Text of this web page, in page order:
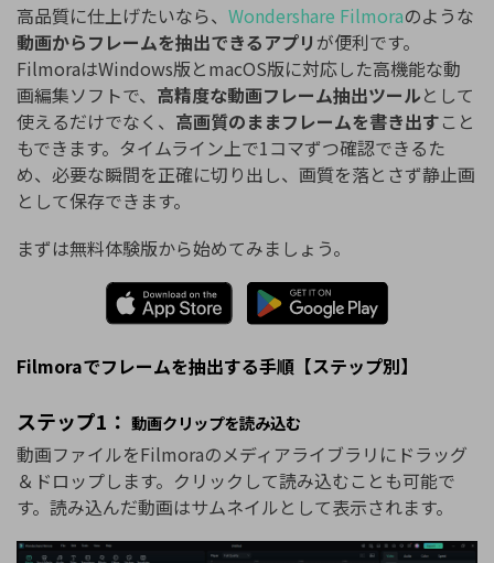
高品質に仕上げたいなら、 Wondershare Filmoraのような
動画からフレームを抽出できるアプリが便利です。
FilmoraはWindows版とmacOS版に対応した高機能な動
画編集ソフトで、 高精度な動画フレーム抽出ツールとして
使えるだけでなく、 高画質のままフレームを書き出すこと
もできます。タイムライン上で1コマずつ確認できるた
め、必要な瞬間を正確に切り出し、画質を落とさず静止画
として保存できます。
まずは無料体験版から始めてみましょう。
Filmoraでフレームを抽出する手順【ステップ別】
ステップ1： 動画クリップを読み込む
動画ファイルをFilmoraのメディアライブラリにドラッグ
＆ドロップします。クリックして読み込むことも可能で
す。読み込んだ動画はサムネイルとして表示されます。